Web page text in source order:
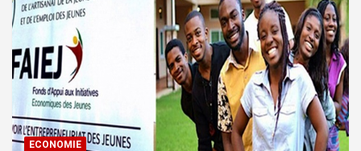
ECONOMIE